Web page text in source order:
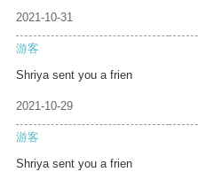
2021-10-31
游客
Shriya sent you a frien
2021-10-29
游客
Shriya sent you a frien